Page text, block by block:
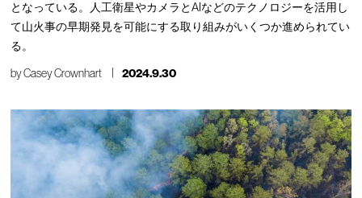
となっている。人工衛星やカメラとAIなどのテクノロジーを活用し
て山火事の早期発見を可能にする取り組みがいくつか進められてい
る。
byCasey Crownhart 2024.9.30